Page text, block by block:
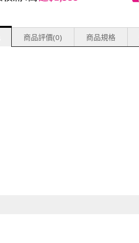
商品評價(0) 商品規格